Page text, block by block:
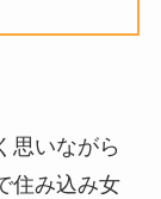
思いながら
住み込み女